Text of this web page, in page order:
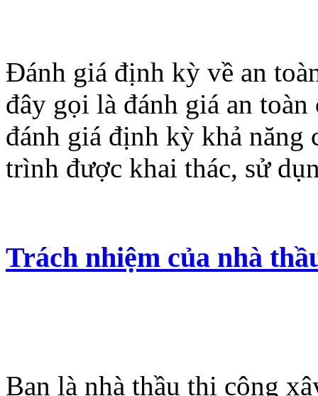
Đánh giá định kỳ về an
đây gọi là đánh giá an
đánh giá định kỳ khả năng
trình được khai thác, sử
Trách nhiệm của nhà
Bạn là nhà thầu thi công